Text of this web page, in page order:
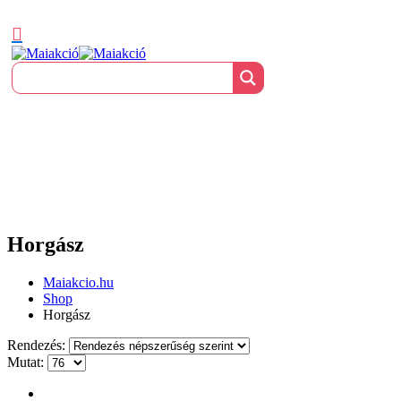
Horgász
Maiakcio.hu
Shop
Horgász
Rendezés:
Mutat: